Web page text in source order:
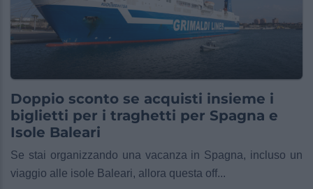
Doppio sconto se acquisti insieme i
biglietti per i traghetti per Spagna e
Isole Baleari
Se stai organizzando una vacanza in Spagna, incluso un
viaggio alle isole Baleari, allora questa off...